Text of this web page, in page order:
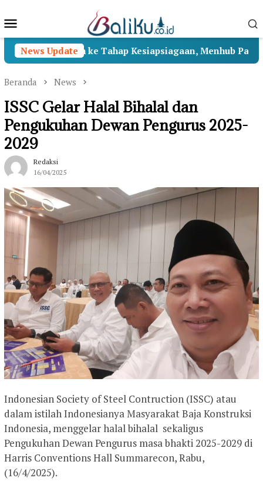
ke
Mobile
News Update
Beralih ke Tahap Kesiapsiagaan, Menhub Pastikan
Beranda News
ISSC Gelar Halal Bihalal dan
Pengukuhan Dewan Pengurus 2025-
2029
Redaksi
16/04/2025
Indonesian Society of Steel Contruction (ISSC) atau
dalam istilah Indonesianya Masyarakat Baja Konstruksi
Indonesia, menggelar halal bihalal sekaligus
Pengukuhan Dewan Pengurus masa bhakti 2025-2029 di
Harris Conventions Hall Summarecon, Rabu,
(16/4/2025).